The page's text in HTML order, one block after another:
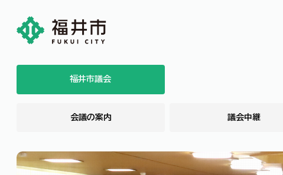
福井市議会
会議の案内 議会中継